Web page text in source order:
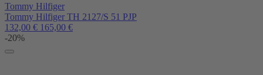
Tommy Hilfiger
Tommy Hilfiger TH 2127/S 51 PJP
132,00 € 165,00 €
-20%